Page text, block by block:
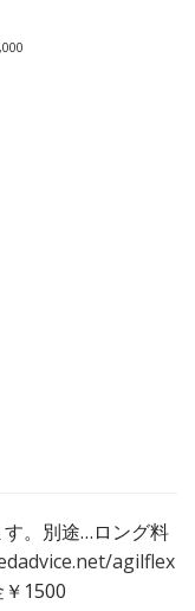
。別途…ロング料
agilflex
1500